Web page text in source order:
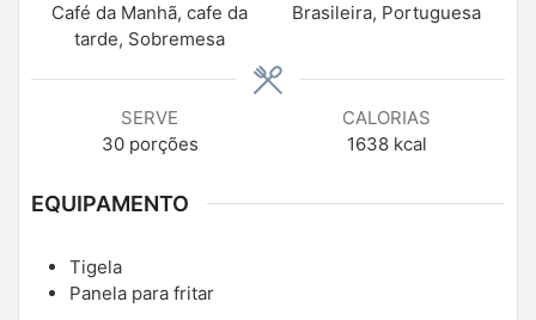
Café da Manhã, cafe da
tarde, Sobremesa
Brasileira, Portuguesa
SERVE
30 porções
CALORIAS
1638 kcal
EQUIPAMENTO
Tigela
Panela para fritar